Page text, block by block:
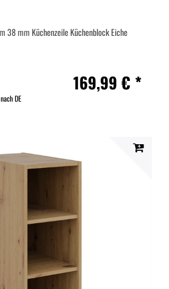
38 mm Küchenzeile Küchenblock Eiche
169,99 € *
DE